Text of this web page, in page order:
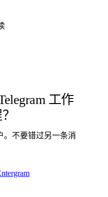
工作
。不要错过另一条消